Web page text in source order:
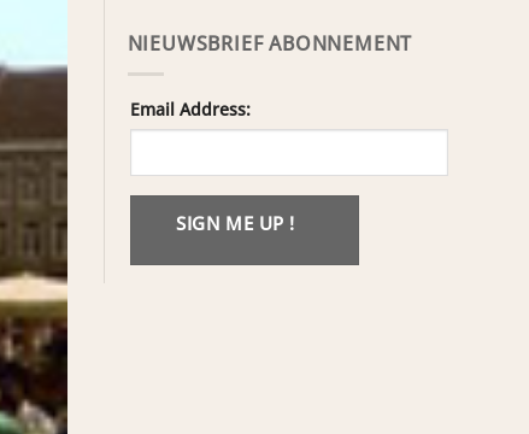
NIEUWSBRIEF ABONNEMENT
Email Address:
SIGN ME UP !